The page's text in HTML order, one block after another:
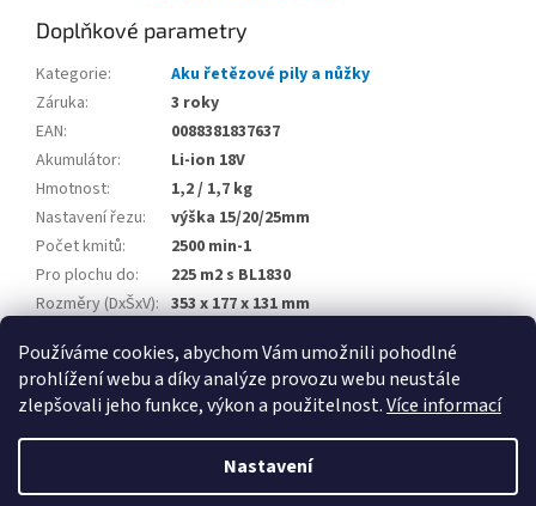
Používáme cookies, abychom Vám umožnili pohodlné
prohlížení webu a díky analýze provozu webu neustále
zlepšovali jeho funkce, výkon a použitelnost.Více informací
Nastavení
Doplňkové parametry
Kategorie:
Aku řetězové pily a nůžky
Záruka:
3 roky
EAN:
0088381837637
Akumulátor:
Li-ion 18V
Hmotnost:
1,2 / 1,7 kg
Nastavení řezu:
výška 15/20/25mm
Počet kmitů:
2500 min-1
Pro plochu do:
225 m2 s BL1830
Rozměry (DxŠxV): 353 x 177 x 131 mm